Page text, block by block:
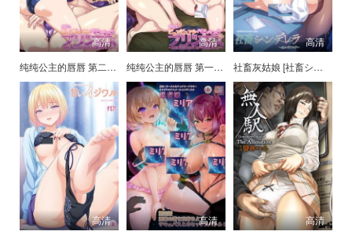
高清
纯纯公主的唇唇 第二话 [OVAピュアピュア ぺろぺろ プリンセス]
高清
纯纯公主的唇唇 第一话 [OVAピュアピュア ぺろぺろ プリンセス]
高清
社畜灰姑娘 [社畜シンデレラ ～あん・リアル～]
高清 高清 高清